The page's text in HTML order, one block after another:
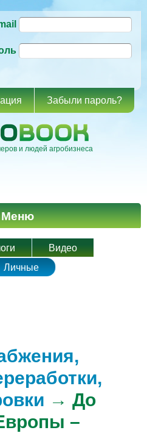
Забыли пароль?
и людей агробизнеса
Видео
Личные
→ До
–